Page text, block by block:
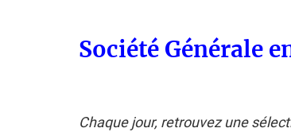
Société Générale
Chaque jour, retrouvez une